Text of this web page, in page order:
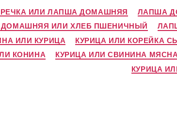
ИЛИ ЛАПША ДОМАШНЯЯ ЛАПША
ИЛИ ХЛЕБ ПШЕНИЧНЫЙ
ИЛИ КУРИЦА
КУРИЦА ИЛИ КОРЕЙКА
КОНИНА
КУРИЦА ИЛИ СВИНИНА
КУРИЦА